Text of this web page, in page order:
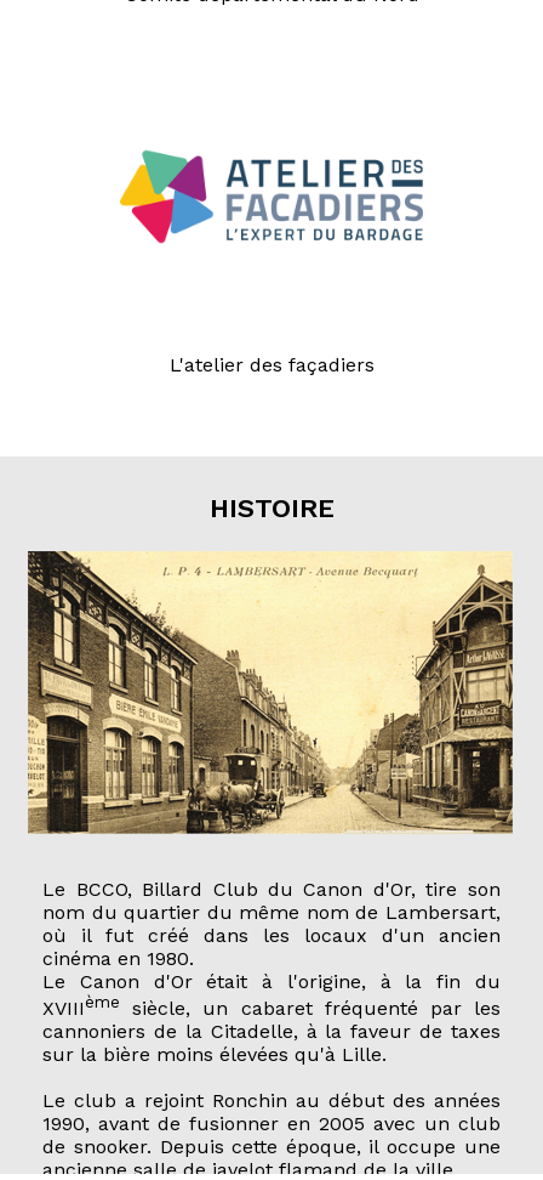
L'atelier des façadiers
Histoire
Le BCCO, Billard Club du Canon d'Or, tire son
nom du quartier du même nom de Lambersart,
où il fut créé dans les locaux d'un ancien
cinéma en 1980.
Le Canon d'Or était à l'origine, à la fin du
XVIIIème
siècle, un cabaret fréquenté par les
cannoniers de la Citadelle, à la faveur de taxes
sur la bière moins élevées qu'à Lille.
Le club a rejoint Ronchin au début des années
1990, avant de fusionner en 2005 avec un club
de snooker. Depuis cette époque, il occupe une
ancienne salle de javelot flamand de la ville.